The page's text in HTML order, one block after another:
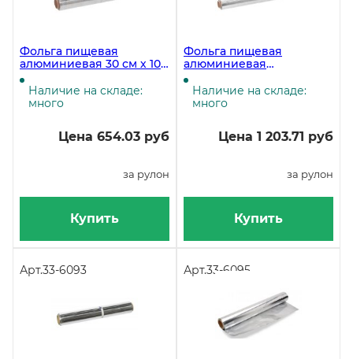
Фольга пищевая
алюминиевая 30 см х 100
м, 9 мкм
Наличие на складе:
много
Цена 654.03 руб
за рулон
Купить
Фольга пищевая
алюминиевая
Универсальная, 44см х
100м, 11 мкм
Наличие на складе:
много
Цена 1 203.71 руб
за рулон
Купить
Арт.33-6093 Арт.33-6095